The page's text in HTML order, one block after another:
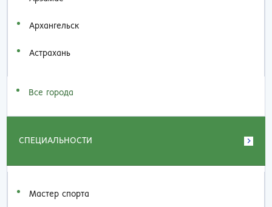
Архангельск
Астрахань
Все города
СПЕЦИАЛЬНОСТИ
Мастер спорта